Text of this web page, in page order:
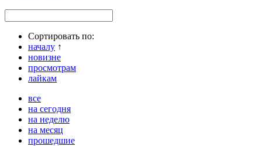
Сортировать по:
началу ↑
новизне
просмотрам
лайкам
все
на сегодня
на неделю
на месяц
прошедшие